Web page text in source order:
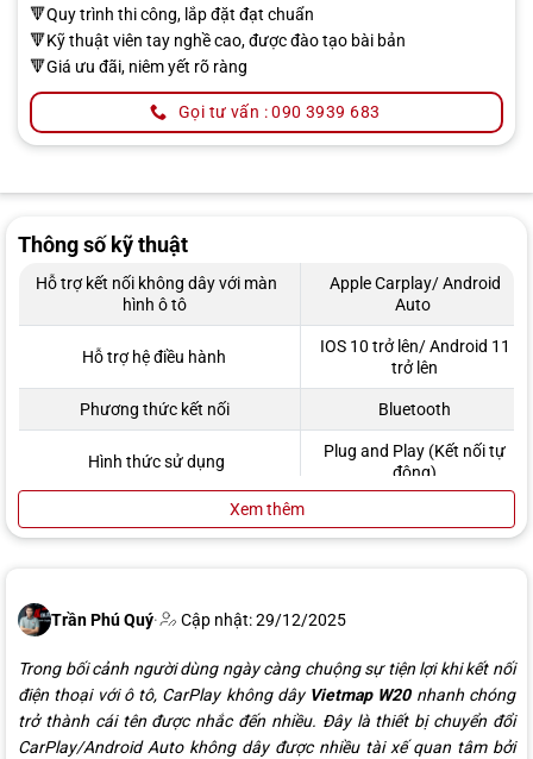
🔻Quy trình thi công, lắp đặt đạt chuẩn
🔻Kỹ thuật viên tay nghề cao, được đào tạo bài bản
🔻Giá ưu đãi, niêm yết rõ ràng
Gọi tư vấn : 090 3939 683
Trần Phú Quý· Cập nhật: 29/12/2025
Trong bối cảnh người dùng ngày càng chuộng sự tiện lợi khi kết nối
điện thoại với ô tô, CarPlay không dây Vietmap W20nhanh chóng
trở thành cái tên được nhắc đến nhiều. Đây là thiết bị chuyển đổi
CarPlay/Android Auto không dây được nhiều tài xế quan tâm bởi
Thông số kỹ thuật
Hỗ trợ kết nối không dây với màn
hình ô tô
Apple Carplay/ Android
Auto
Hỗ trợ hệ điều hành
IOS 10 trở lên/ Android 11
trở lên
Phương thức kết nối Bluetooth
Hình thức sử dụng
Plug and Play (Kết nối tự
động)
Chất liệu
ABS
Điện áp
Đèn trạng thái Có
Xem thêm